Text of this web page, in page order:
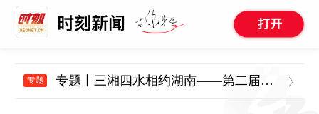
专题 专题丨三湘四水相约湖南——第二届湖南旅游发展大会